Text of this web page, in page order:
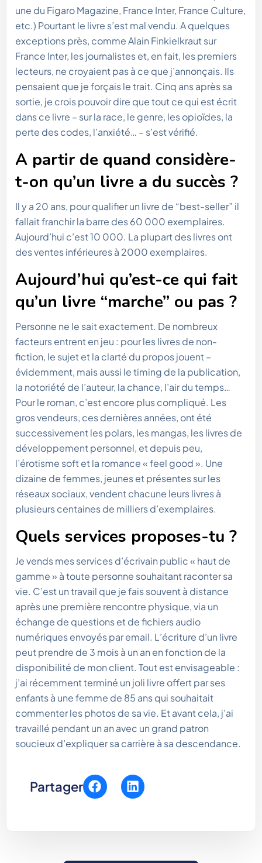
une du Figaro Magazine, France Inter, France Culture,
etc.) Pourtant le livre s’est mal vendu. A quelques
exceptions près, comme Alain Finkielkraut sur
France Inter, les journalistes et, en fait, les premiers
lecteurs, ne croyaient pas à ce que j’annonçais. Ils
pensaient que je forçais le trait. Cinq ans après sa
sortie, je crois pouvoir dire que tout ce qui est écrit
dans ce livre – sur la race, le genre, les opioïdes, la
perte des codes, l’anxiété… – s’est vérifié.
A partir de quand considère-
t-on qu’un livre a du succès ?
Il y a 20 ans, pour qualifier un livre de “best-seller” il
fallait franchir la barre des 60 000 exemplaires.
Aujourd’hui c’est 10 000. La plupart des livres ont
des ventes inférieures à 2000 exemplaires.
Aujourd’hui qu’est-ce qui fait
qu’un livre “marche” ou pas ?
Personne ne le sait exactement. De nombreux
facteurs entrent en jeu : pour les livres de non-
fiction, le sujet et la clarté du propos jouent –
évidemment, mais aussi le timing de la publication,
la notoriété de l’auteur, la chance, l’air du temps…
Pour le roman, c’est encore plus compliqué. Les
gros vendeurs, ces dernières années, ont été
successivement les polars, les mangas, les livres de
développement personnel, et depuis peu,
l’érotisme soft et la romance « feel good ». Une
dizaine de femmes, jeunes et présentes sur les
réseaux sociaux, vendent chacune leurs livres à
plusieurs centaines de milliers d’exemplaires.
Quels services proposes-tu ?
Je vends mes services d’écrivain public « haut de
gamme » à toute personne souhaitant raconter sa
vie. C’est un travail que je fais souvent à distance
après une première rencontre physique, via un
échange de questions et de fichiers audio
numériques envoyés par email. L’écriture d’un livre
peut prendre de 3 mois à un an en fonction de la
disponibilité de mon client. Tout est envisageable :
j’ai récemment terminé un joli livre offert par ses
enfants à une femme de 85 ans qui souhaitait
commenter les photos de sa vie. Et avant cela, j’ai
travaillé pendant un an avec un grand patron
soucieux d’expliquer sa carrière à sa descendance.
Partager